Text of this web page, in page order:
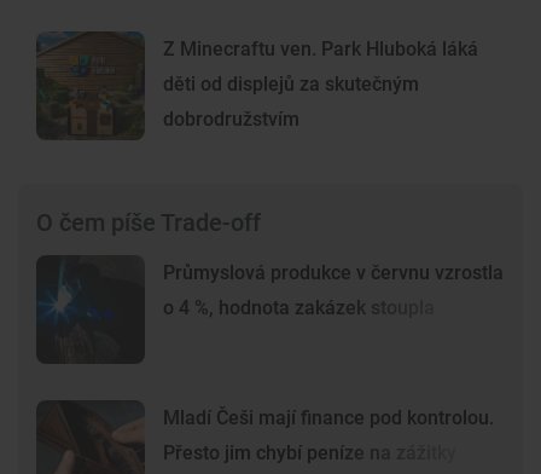
Z Minecraftu ven. Park Hluboká láká
děti od displejů za skutečným
dobrodružstvím
O čem píše Trade-off
Průmyslová produkce v červnu vzrostla
o 4 %, hodnota zakázek stoupla
Mladí Češi mají finance pod kontrolou.
Přesto jim chybí peníze na zážitky